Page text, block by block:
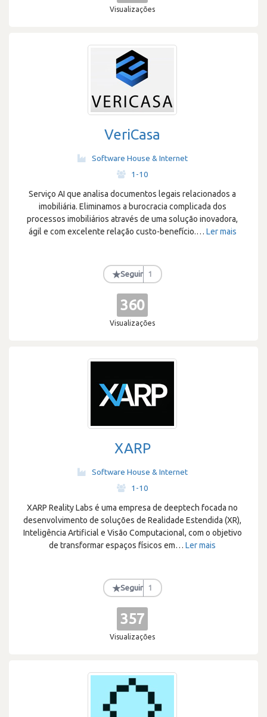
Visualizações
VeriCasa
Software House & Internet
1-10
Serviço AI que analisa documentos legais relacionados a
imobiliária. Eliminamos a burocracia complicada dos
processos imobiliários através de uma solução inovadora,
ágil e com excelente relação custo-benefício.… Ler mais
★Seguir 1
360
Visualizações
XARP
Software House & Internet
1-10
XARP Reality Labs é uma empresa de deeptech focada no
desenvolvimento de soluções de Realidade Estendida (XR),
Inteligência Artificial e Visão Computacional, com o objetivo
de transformar espaços físicos em… Ler mais
★Seguir 1
357
Visualizações